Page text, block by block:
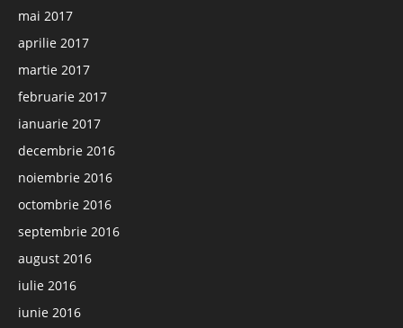
mai 2017
aprilie 2017
martie 2017
februarie 2017
ianuarie 2017
decembrie 2016
noiembrie 2016
octombrie 2016
septembrie 2016
august 2016
iulie 2016
iunie 2016